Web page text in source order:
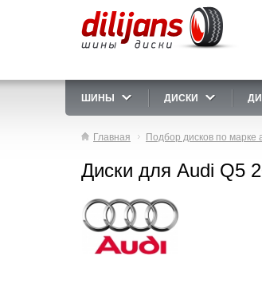
ШИНЫ ДИСКИ
Главная Подбор дисков по марке
Диски для Audi Q5